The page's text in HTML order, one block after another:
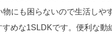
にも困らないので生活しや
めな1SLDKです。便利な